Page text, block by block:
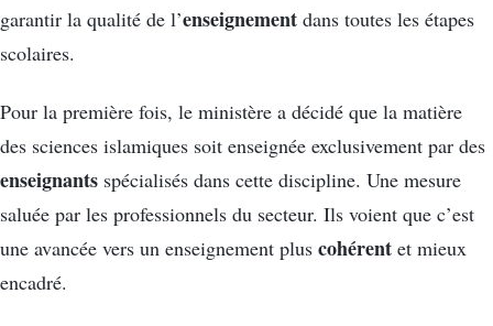
garantir la qualité de l’enseignement dans toutes les étapes
scolaires.
Pour la première fois, le ministère a décidé que la matière
des sciences islamiques soit enseignée exclusivement par des
enseignants spécialisés dans cette discipline. Une mesure
saluée par les professionnels du secteur. Ils voient que c’est
une avancée vers un enseignement plus cohérent et mieux
encadré.